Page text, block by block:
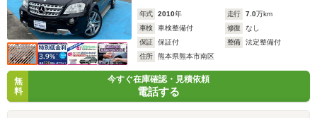
年式 2010年 走行 7.0万km
車検
車検整備付 修復
なし
保証
保証付 整備
法定整備付
住所
熊本県熊本市南区
無
料
今すぐ在庫確認・見積依頼
電話する